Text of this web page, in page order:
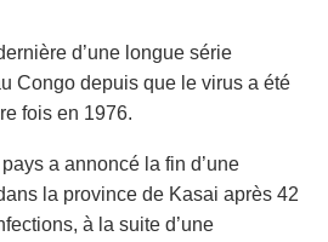
d’une longue série
Congo depuis que le virus a été
fois en 1976.
a annoncé la fin d’une
la province de Kasai après 42
à la suite d’une